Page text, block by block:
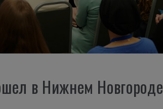
в Нижнем Новгороде